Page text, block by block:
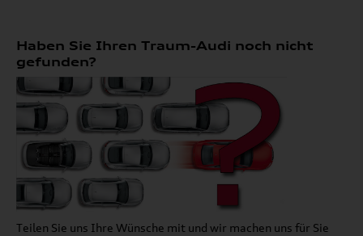
Haben Sie Ihren Traum-Audi noch nicht
gefunden?
Teilen Sie uns Ihre Wünsche mit und wir machen uns für Sie